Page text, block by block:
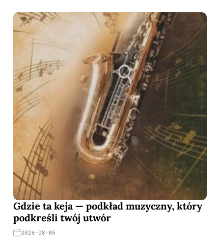
Gdzie ta keja — podkład muzyczny, który
podkreśli twój utwór
2026-08-05